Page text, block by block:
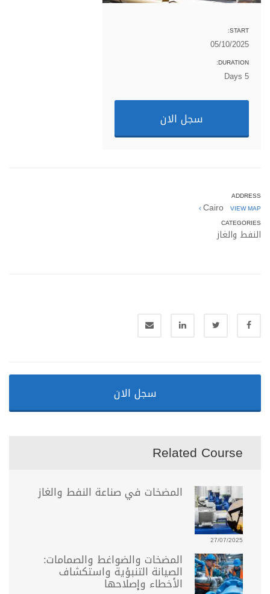
START:
05/10/2025
DURATION:
Days 5
سجل الان
ADDRESS
Cairo VIEW MAP
CATEGORIES
النفط والغاز
سجل الان
Related Course
المضخات في صناعة النفط والغاز
27/07/2025
المضخات والضواغط والصمامات:
الصيانة التنبؤية واستكشاف
الأخطاء وإصلاحها